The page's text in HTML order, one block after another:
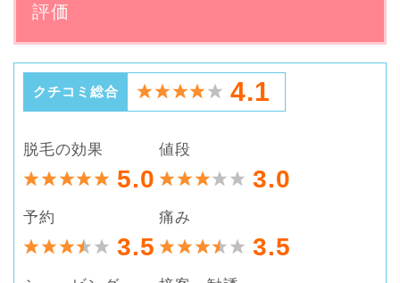
評価
クチコミ総合 4.1
脱毛の効果
5.0
値段
3.0
予約
3.5
痛み
3.5